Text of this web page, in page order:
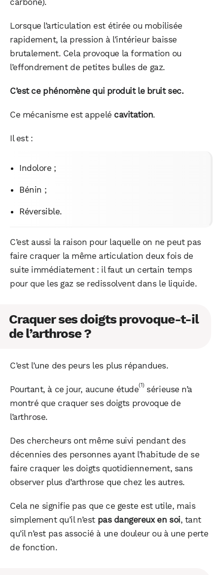
carbone).
Lorsque l’articulation est étirée ou mobilisée
rapidement, la pression à l’intérieur baisse
brutalement. Cela provoque la formation ou
l’effondrement de petites bulles de gaz.
C’est ce phénomène qui produit le bruit sec.
Ce mécanisme est appelé cavitation.
Il est :
Indolore ;
Bénin ;
Réversible.
C’est aussi la raison pour laquelle on ne peut pas
faire craquer la même articulation deux fois de
suite immédiatement : il faut un certain temps
pour que les gaz se redissolvent dans le liquide.
Craquer ses doigts provoque-t-il
de l’arthrose ?
C’est l’une des peurs les plus répandues.
Pourtant, à ce jour, aucune étude(1) sérieuse n’a
montré que craquer ses doigts provoque de
l’arthrose.
Des chercheurs ont même suivi pendant des
décennies des personnes ayant l’habitude de se
faire craquer les doigts quotidiennement, sans
observer plus d’arthrose que chez les autres.
Cela ne signifie pas que ce geste est utile, mais
simplement qu’il n’est pas dangereux en soi, tant
qu’il n’est pas associé à une douleur ou à une perte
de fonction.